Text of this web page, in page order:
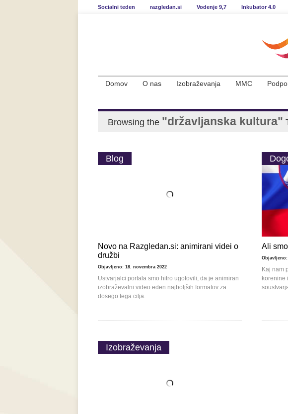
Socialni teden razgledan.si Vodenje 9,7 Inkubator 4.0
Domov O nas Izobraževanja MMC
Browsing the "državljanska kultura"
Blog
​Novo na Razgledan.si: animirani videi o
družbi
Objavljeno: 18. novembra 2022
Ustvarjalci portala smo hitro ugotovili, da je animiran
izobraževalni video eden najboljših formatov za
dosego tega cilja.
Ali
Kaj nam
korenine
Izobraževanja